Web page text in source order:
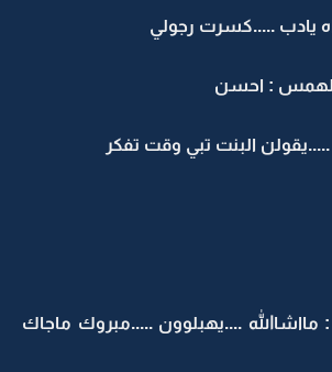
يادب .....كسرت رجولي
الهمس : احسن
البنت تبي وقت تفكر
....يهبلوون .....مبروك ماجاك